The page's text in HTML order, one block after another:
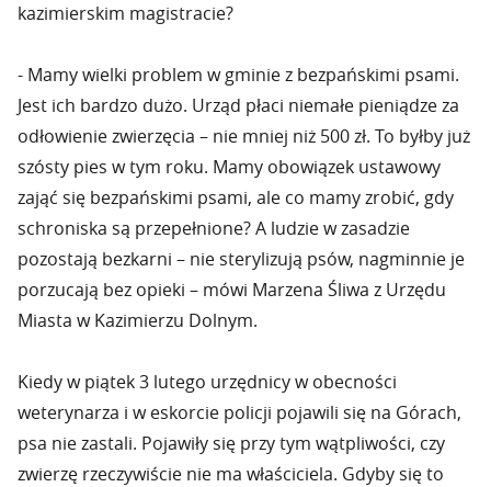
kazimierskim magistracie?
- Mamy wielki problem w gminie z bezpańskimi psami.
Jest ich bardzo dużo. Urząd płaci niemałe pieniądze za
odłowienie zwierzęcia – nie mniej niż 500 zł. To byłby już
szósty pies w tym roku. Mamy obowiązek ustawowy
zająć się bezpańskimi psami, ale co mamy zrobić, gdy
schroniska są przepełnione? A ludzie w zasadzie
pozostają bezkarni – nie sterylizują psów, nagminnie je
porzucają bez opieki – mówi Marzena Śliwa z Urzędu
Miasta w Kazimierzu Dolnym.
Kiedy w piątek 3 lutego urzędnicy w obecności
weterynarza i w eskorcie policji pojawili się na Górach,
psa nie zastali. Pojawiły się przy tym wątpliwości, czy
zwierzę rzeczywiście nie ma właściciela. Gdyby się to